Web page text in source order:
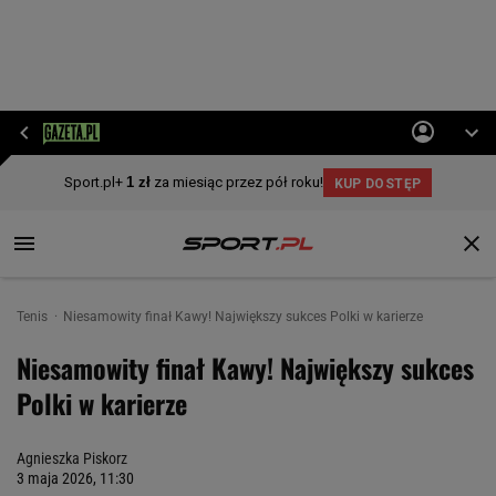
Tenis Niesamowity finał Kawy! Największy sukces Polki w karierze
Niesamowity finał Kawy! Największy sukces
Polki w karierze
Agnieszka Piskorz
3 maja 2026, 11:30